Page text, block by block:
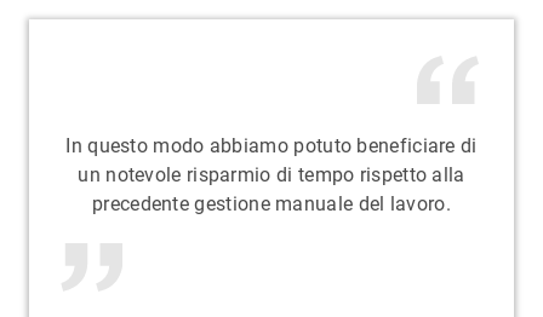
In questo modo abbiamo potuto beneficiare di
un notevole risparmio di tempo rispetto alla
precedente gestione manuale del lavoro.